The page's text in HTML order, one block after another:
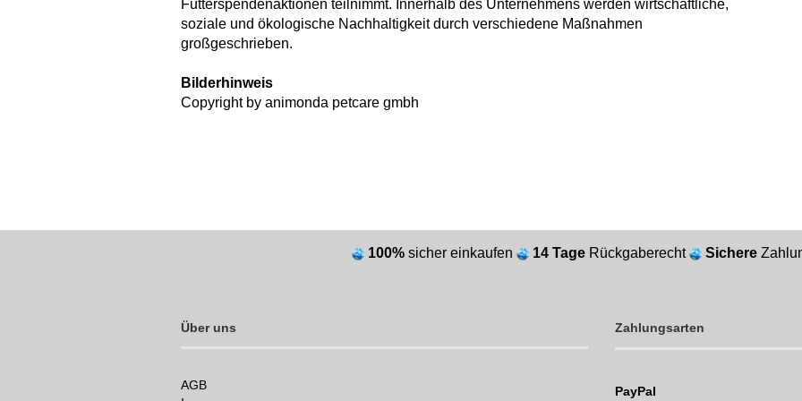
Futterspendenaktionen teilnimmt. Innerhalb des Unternehmens werden wirtschaftliche,
soziale und ökologische Nachhaltigkeit durch verschiedene Maßnahmen
großgeschrieben.
Bilderhinweis
Copyright by animonda petcare gmbh
100% sicher einkaufen 14 Tage Rückgaberecht Sichere
Über uns
AGB
Zahlungsarten
PayPal